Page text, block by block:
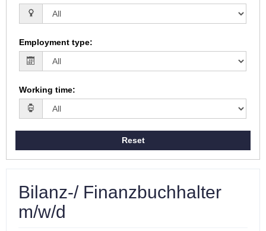
Employment type:
Working time:
Reset
Bilanz-/ Finanzbuchhalter
m/w/d